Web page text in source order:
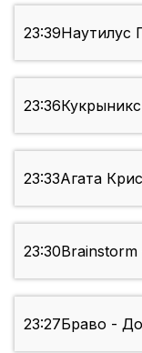
23:39Наутилус
23:36
23:33Агата
23:30
23:27Браво -